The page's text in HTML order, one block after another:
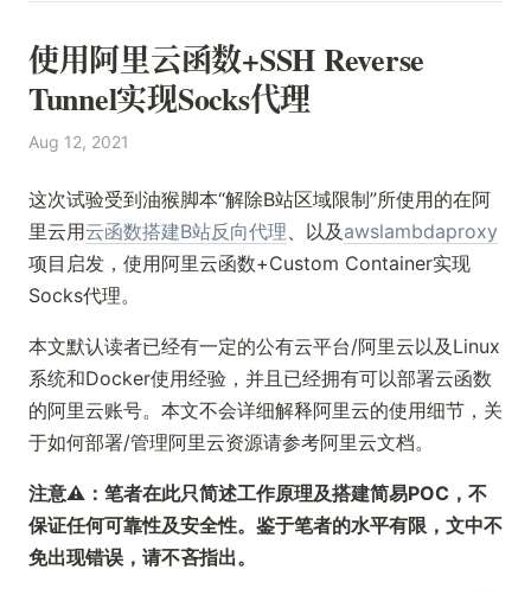
使用阿里云函数+SSH Reverse
Tunnel实现Socks代理
Aug 12, 2021
这次试验受到油猴脚本“解除B站区域限制”所使用的在阿
里云用云函数搭建B站反向代理、以及 awslambdaproxy
项目启发，使用阿里云函数+Custom Container实现
Socks代理。
本文默认读者已经有一定的公有云平台/阿里云以及Linux
系统和Docker使用经验，并且已经拥有可以部署云函数
的阿里云账号。本文不会详细解释阿里云的使用细节，关
于如何部署/管理阿里云资源请参考阿里云文档。
注意⚠️：笔者在此只简述工作原理及搭建简易POC，不
保证任何可靠性及安全性。鉴于笔者的水平有限，文中不
免出现错误，请不吝指出。